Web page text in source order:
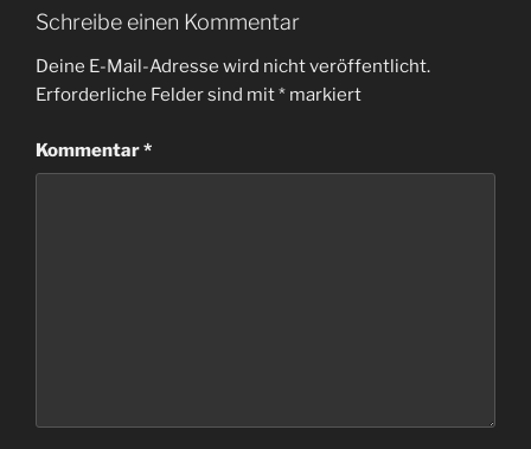
Schreibe einen Kommentar
Deine E-Mail-Adresse wird nicht veröffentlicht.
Erforderliche Felder sind mit* markiert
Kommentar*